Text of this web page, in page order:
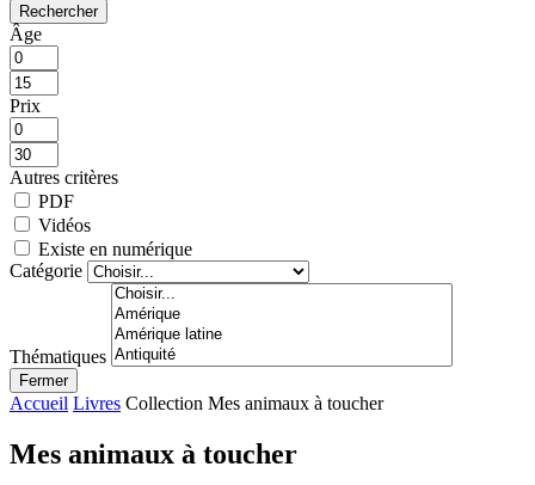
Rechercher
Âge
Prix
Autres critères
PDF
Vidéos
Existe en numérique
Catégorie
Thématiques
Fermer
Accueil Livres Collection Mes animaux à toucher
Mes animaux à toucher